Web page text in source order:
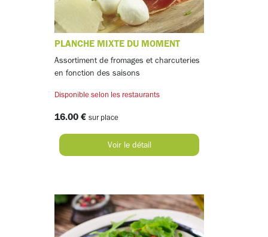
PLANCHE MIXTE DU MOMENT
Assortiment de fromages et charcuteries
en fonction des saisons
Disponible selon les restaurants
16.00 € sur place
Voir le détail